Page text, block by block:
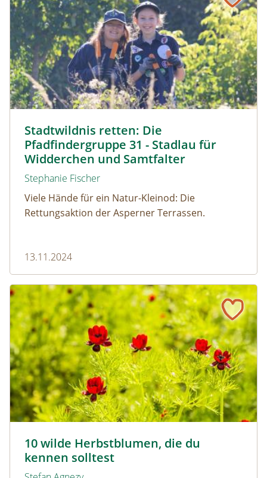
Stadtwildnis retten: Die
Pfadfindergruppe 31 - Stadlau für
Widderchen und Samtfalter
Stephanie Fischer
Viele Hände für ein Natur-Kleinod: Die
Rettungsaktion der Asperner Terrassen.
13.11.2024
10 wilde Herbstblumen, die du
kennen solltest
10 wilde Herbstblumen, die du kennen solltest